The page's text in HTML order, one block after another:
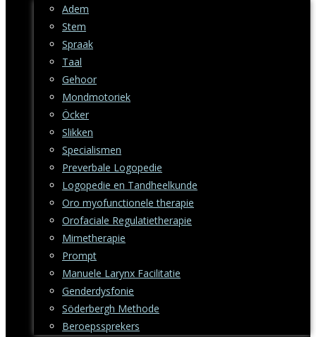
Adem
Stem
Spraak
Taal
Gehoor
Mondmotoriek
Öcker
Slikken
Specialismen
Preverbale Logopedie
Logopedie en Tandheelkunde
Oro myofunctionele therapie
Orofaciale Regulatietherapie
Mimetherapie
Prompt
Manuele Larynx Facilitatie
Genderdysfonie
Söderbergh Methode
Beroepssprekers